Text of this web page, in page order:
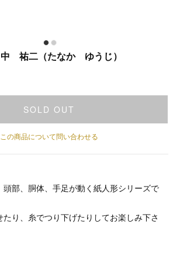
祐二（たなか ゆうじ）
SOLD OUT
この商品について問い合わせる
部、胴体、手足が動く紙人形シリーズで
り、糸でつり下げたりしてお楽しみ下さ